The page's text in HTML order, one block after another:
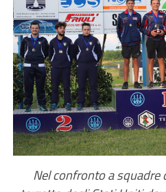
Nel confronto a squadre